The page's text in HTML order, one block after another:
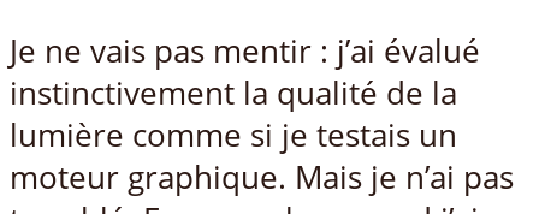
Je ne vais pas mentir : j’ai évalué
instinctivement la qualité de la
lumière comme si je testais un
moteur graphique. Mais je n’ai pas